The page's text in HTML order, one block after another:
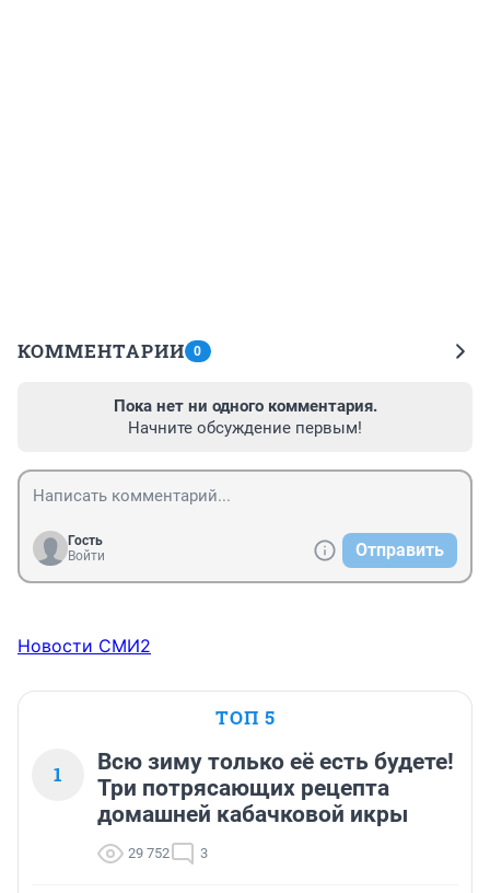
КОММЕНТАРИИ 0
Пока нет ни одного комментария.
Начните обсуждение первым!
Гость
Войти
Отправить
Новости СМИ2
ТОП 5
1
Всю зиму только её есть будете!
Три потрясающих рецепта
домашней кабачковой икры
29 752 3